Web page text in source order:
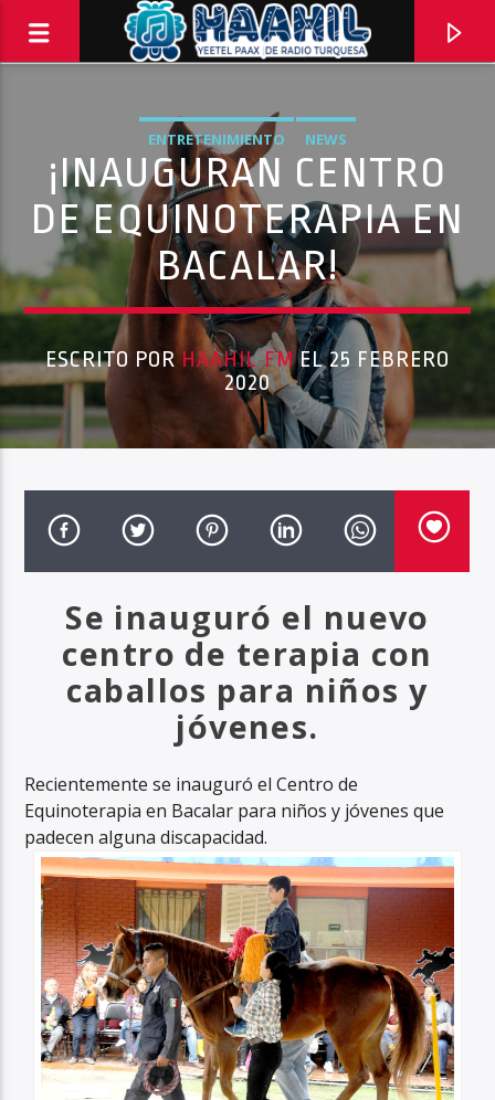
Haahil FM
ENTRETENIMIENTO NEWS
¡INAUGURAN CENTRO
DE EQUINOTERAPIA EN
BACALAR!
ESCRITO PORHAAHIL FMEL 25 FEBRERO
2020
Se inauguró el nuevo
centro de terapia con
caballos para niños y
jóvenes.
Recientemente se inauguró el Centro de
Equinoterapia en Bacalar para niños y jóvenes que
padecen alguna discapacidad.